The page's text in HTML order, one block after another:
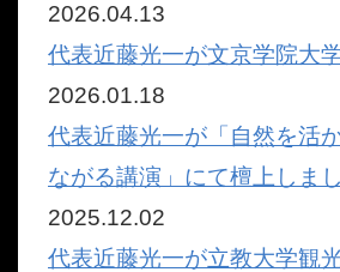
2026.04.13
代表近藤光一が文京学院大
2026.01.18
代表近藤光一が「自然を活
ながる講演」にて檀上しま
2025.12.02
代表近藤光一が立教大学観